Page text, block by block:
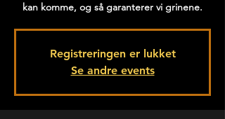
kan komme, og så garanterer vi grinene.
Registreringen er lukket
Se andre events